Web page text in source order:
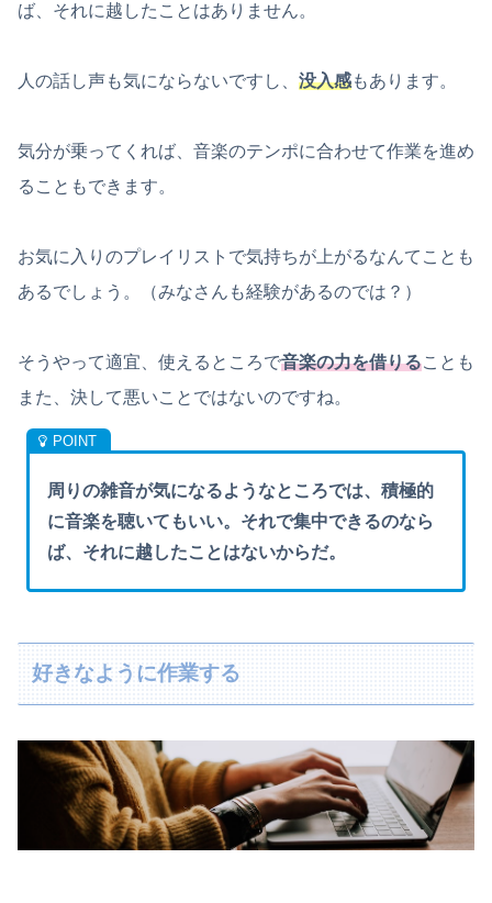
ば、それに越したことはありません。
人の話し声も気にならないですし、 没入感もあります。
気分が乗ってくれば、音楽のテンポに合わせて作業を進め
ることもできます。
お気に入りのプレイリストで気持ちが上がるなんてことも
あるでしょう。（みなさんも経験があるのでは？）
そうやって適宜、使えるところで音楽の力を借りることも
また、決して悪いことではないのですね。
周りの雑音が気になるようなところでは、積極的
に音楽を聴いてもいい。それで集中できるのなら
ば、それに越したことはないからだ。
好きなように作業する